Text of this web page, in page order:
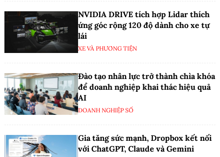
NVIDIA DRIVE tích hợp Lidar thích
ứng góc rộng 120 độ dành cho xe tự
lái
XE VÀ PHƯƠNG TIỆN
Đào tạo nhân lực trở thành chìa khóa
để doanh nghiệp khai thác hiệu quả
AI
DOANH NGHIỆP SỐ
Gia tăng sức mạnh, Dropbox kết nối
với ChatGPT, Claude và Gemini